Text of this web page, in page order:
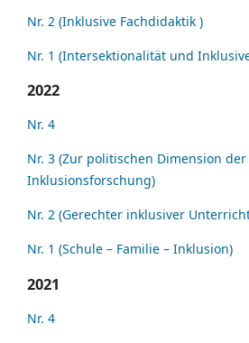
Nr. 2 (Inklusive Fachdidaktik )
Nr. 1 (Intersektionalität und
2022
Nr. 4
Nr. 3 (Zur politischen Dimension der
Inklusionsforschung)
Nr. 2 (Gerechter inklusiver
Nr. 1 (Schule – Familie – Inklusion)
2021
Nr. 4